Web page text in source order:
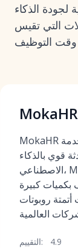
لجودة الذكاء
التي تقيس
MokaHR
MokaHR هو برنامج كخدمة (SaaS) للموارد البشرية
قوي بالذكاء
الاصطناعي، Moka Eva، ووكيل واتساب مصمم
كبيرة
روبوتات
التقييم: 4.9